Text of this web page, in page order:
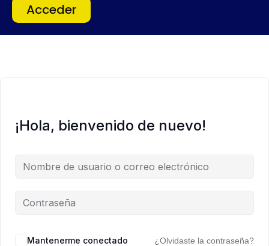
Acceder
¡Hola, bienvenido de nuevo!
Mantenerme conectado ¿Olvidaste la contraseña?